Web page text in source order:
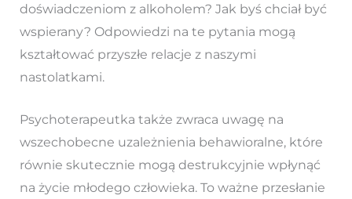
doświadczeniom z alkoholem? Jak byś chciał być
wspierany? Odpowiedzi na te pytania mogą
kształtować przyszłe relacje z naszymi
nastolatkami.
Psychoterapeutka także zwraca uwagę na
wszechobecne uzależnienia behawioralne, które
równie skutecznie mogą destrukcyjnie wpłynąć
na życie młodego człowieka. To ważne przesłanie